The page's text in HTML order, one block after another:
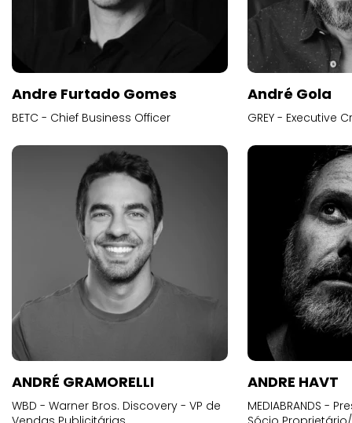
Andre Furtado Gomes
BETC - Chief Business Officer
André Gola
GREY - Executive
ANDRÉ GRAMORELLI
WBD - Warner Bros. Discovery - VP de
ANDRE HAVT
MEDIABRANDS -